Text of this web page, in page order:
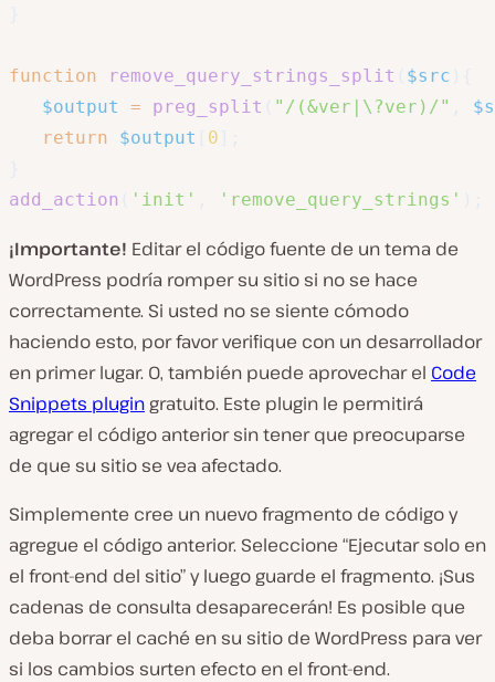
function remove_query_strings_split $src
$output
= preg_split "/(&ver|\?ver)/"
return
$output 0
add_action
'init' 'remove_query_strings'
¡Importante! Editar el código fuente de un tema de
WordPress podría romper su sitio si no se hace
correctamente. Si usted no se siente cómodo
haciendo esto, por favor verifique con un desarrollador
en primer lugar. O, también puede aprovechar el Code
Snippets plugin gratuito. Este plugin le permitirá
agregar el código anterior sin tener que preocuparse
de que su sitio se vea afectado.
Simplemente cree un nuevo fragmento de código y
agregue el código anterior. Seleccione “Ejecutar solo en
el front-end del sitio” y luego guarde el fragmento. ¡Sus
cadenas de consulta desaparecerán! Es posible que
deba borrar el caché en su sitio de WordPress para ver
si los cambios surten efecto en el front-end.